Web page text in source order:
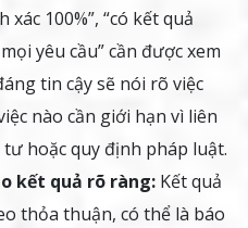
xác 100%”, “có kết quả
yêu cầu” cần được xem
tin cậy sẽ nói rõ việc
nào cần giới hạn vì liên
hoặc quy định pháp luật.
kết quả rõ ràng: Kết quả
thỏa thuận, có thể là báo